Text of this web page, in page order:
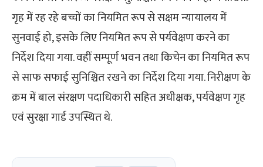
गृह में रह रहे बच्चों का नियमित रूप से सक्षम न्यायालय में
सुनवाई हो, इसके लिए नियमित रूप से पर्यवेक्षण करने का
निर्देश दिया गया. वहीं सम्पूर्ण भवन तथा किचेन का नियमित रूप
से साफ सफाई सुनिश्चित रखने का निर्देश दिया गया. निरीक्षण के
क्रम में बाल संरक्षण पदाधिकारी सहित अधीक्षक, पर्यवेक्षण गृह
एवं सुरक्षा गार्ड उपस्थित थे.